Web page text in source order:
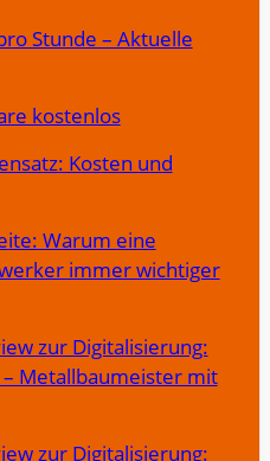
Stunde – Aktuelle
kostenlos
Kosten und
Warum eine
immer wichtiger
zur Digitalisierung:
Metallbaumeister mit
zur Digitalisierung: